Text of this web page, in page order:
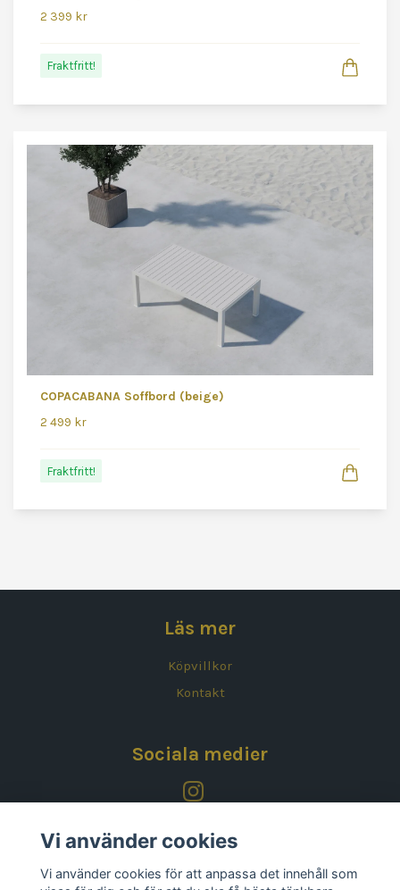
2 399 kr
Fraktfritt!
COPACABANA Soffbord (beige)
2 499 kr
Fraktfritt!
Läs mer
Köpvillkor
Kontakt
Sociala medier
Vi använder cookies
Vi använder cookies för att anpassa det innehåll som